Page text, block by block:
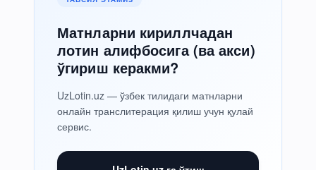
Матнларни кириллчадан
лотин алифбосига (ва акси)
ўгириш керакми?
UzLotin.uz — ўзбек тилидаги матнларни
онлайн транслитерация қилиш учун қулай
сервис.